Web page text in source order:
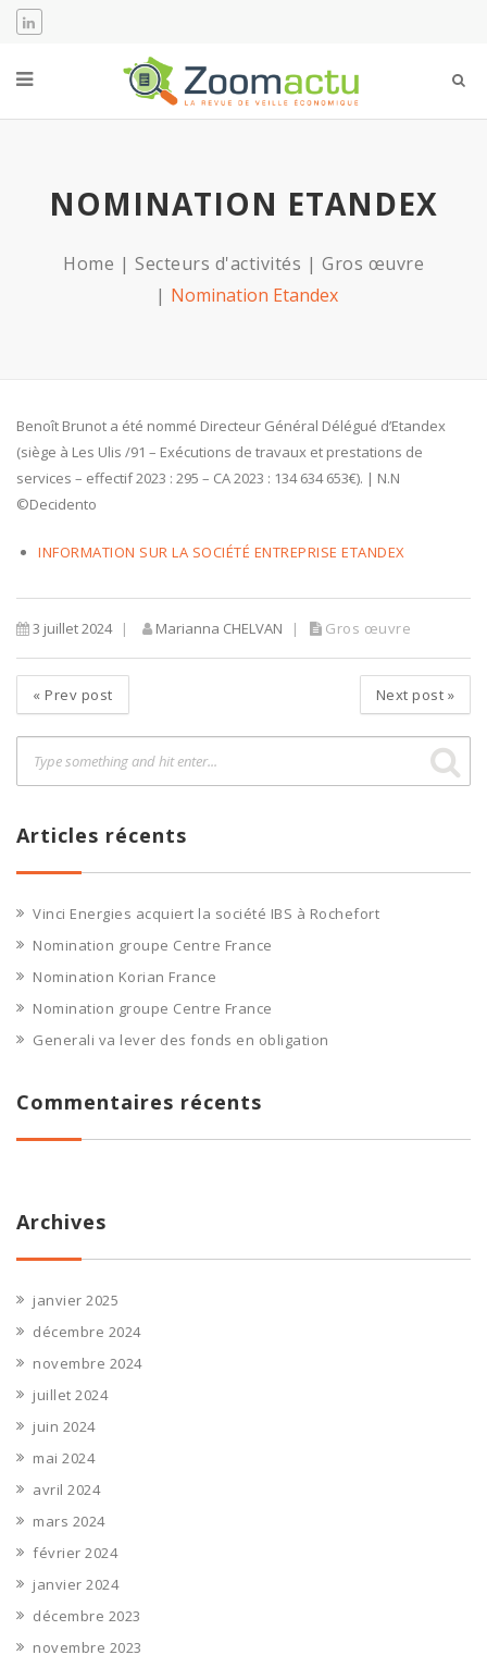
NOMINATION ETANDEX
Home Secteurs d'activités
Gros œuvre
Nomination Etandex
Benoît Brunot a été nommé Directeur Général Délégué d’Etandex
(siège à Les Ulis /91 – Exécutions de travaux et prestations de
services – effectif 2023 : 295 – CA 2023 : 134 634 653€). | N.N
©Decidento
INFORMATION SUR LA SOCIÉTÉ ENTREPRISE ETANDEX
3 juillet 2024 Marianna CHELVAN Gros œuvre
« Prev post Next post »
Articles récents
Vinci Energies acquiert la société IBS à Rochefort
Nomination groupe Centre France
Nomination Korian France
Nomination groupe Centre France
Generali va lever des fonds en obligation
Commentaires récents
Archives
janvier 2025
décembre 2024
novembre 2024
juillet 2024
juin 2024
mai 2024
avril 2024
mars 2024
février 2024
janvier 2024
décembre 2023
novembre 2023